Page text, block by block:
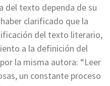
del texto dependa de su
clarificado que la
del texto literario,
a la definición del
la misma autora: “Leer
un constante proceso